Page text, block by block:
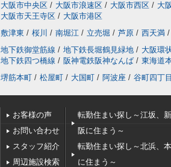
大阪市中央区 / 大阪市浪速区 / 大阪市西区 / 大
大阪市天王寺区 / 大阪市港区
敷津東 / 桜川 / 南堀江 / 立売堀 / 芦原 / 西天満 /
地下鉄御堂筋線 / 地下鉄長堀鶴見緑地 / 大阪環
地下鉄四つ橋線 / 阪神電鉄阪神なんば / 東海道
堺筋本町 / 松屋町 / 大国町 / 阿波座 / 谷町四丁
お客様の声
お問い合わせ
スタッフ紹介
周辺施設検索
転勤住まい探し～江坂、
阪に住まう～
転勤住まい探し～北浜、
に住まう～